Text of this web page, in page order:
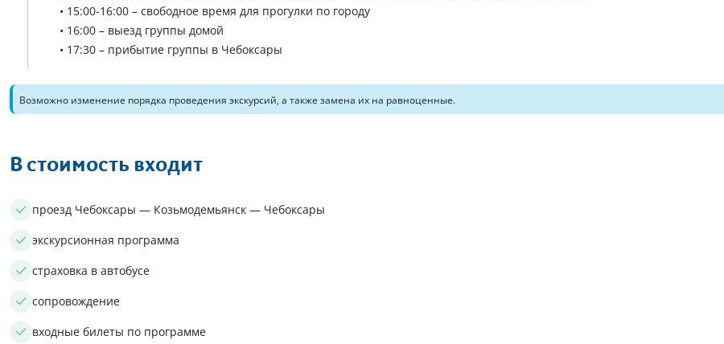
• 15:00-16:00 – свободное время для прогулки по городу
• 16:00 – выезд группы домой
• 17:30 – прибытие группы в Чебоксары
Возможно изменение порядка проведения экскурсий, а также замена их на равноценные.
В стоимость входит
проезд Чебоксары — Козьмодемьянск — Чебоксары
экскурсионная программа
страховка в автобусе
сопровождение
входные билеты по программе